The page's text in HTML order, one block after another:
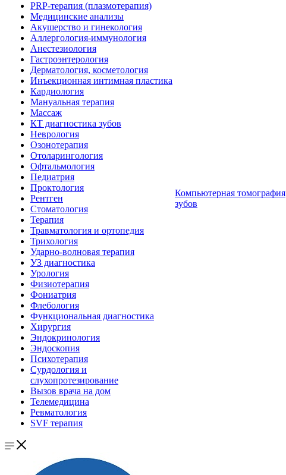
PRP-терапия (плазмотерапия)
Медицинские анализы
Акушерство и гинекология
Аллергология-иммунология
Анестезиология
Гастроэнтерология
Дерматология, косметология
Инъекционная интимная пластика
Кардиология
Мануальная терапия
Массаж
КТ диагностика зубов
Неврология
Озонотерапия
Отоларингология
Офтальмология
Педиатрия
Проктология
Рентген
Стоматология
Терапия
Травматология и ортопедия
Трихология
Ударно-волновая терапия
УЗ диагностика
Урология
Физиотерапия
Фониатрия
Флебология
Функциональная диагностика
Хирургия
Эндокринология
Эндоскопия
Психотерапия
Сурдология и
слухопротезирование
Вызов врача на дом
Телемедицина
Ревматология
SVF терапия
Компьютерная томография
зубов